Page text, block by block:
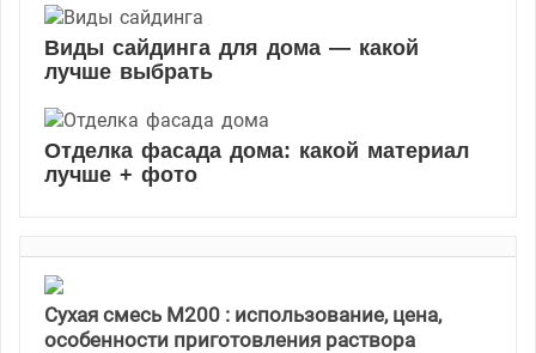
Виды сайдинга для дома — какой
лучше выбрать
Отделка фасада дома: какой материал
лучше + фото
Сухая смесь М200 : использование, цена,
особенности приготовления раствора